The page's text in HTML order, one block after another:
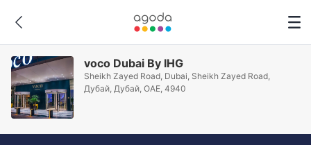
voco Dubai By IHG
Sheikh Zayed Road, Dubai, Sheikh Zayed Road,
Дубай, Дубай, ОАЕ, 4940